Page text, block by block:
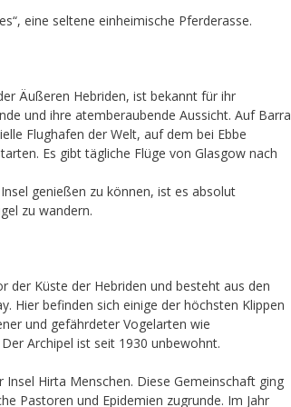
eine seltene einheimische Pferderasse.
Äußeren Hebriden, ist bekannt für ihr
und ihre atemberaubende Aussicht. Auf Barra
Flughafen der Welt, auf dem bei Ebbe
Es gibt tägliche Flüge von Glasgow nach
genießen zu können, ist es absolut
zu wandern.
der Küste der Hebriden und besteht aus den
Hier befinden sich einige der höchsten Klippen
und gefährdeter Vogelarten wie
Archipel ist seit 1930 unbewohnt.
Insel Hirta Menschen. Diese Gemeinschaft ging
Pastoren und Epidemien zugrunde. Im Jahr